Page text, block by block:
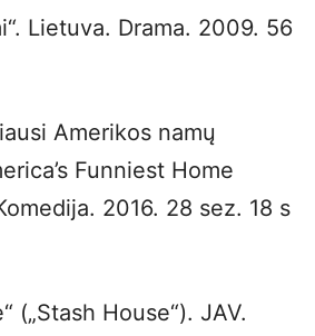
Lietuva. Drama. 2009. 56
Amerikos namų
Funniest Home
2016. 28 sez. 18 s
(„Stash House“). JAV.